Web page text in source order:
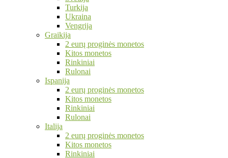
Turkija
Ukraina
Vengrija
Graikija
2 eurų proginės monetos
Kitos monetos
Rinkiniai
Rulonai
Ispanija
2 eurų proginės monetos
Kitos monetos
Rinkiniai
Rulonai
Italija
2 eurų proginės monetos
Kitos monetos
Rinkiniai